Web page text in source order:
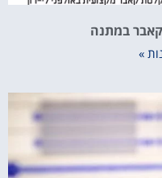
במתנה
»